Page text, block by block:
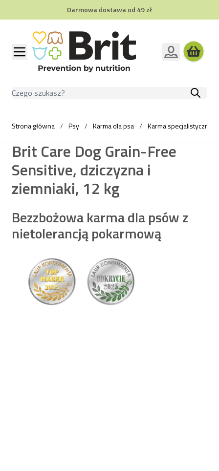
Darmowa dostawa od 49 zł
Przejdź do treści
Szukaj
Strona główna / Psy / Karma dla psa / Karma specjalistyczna
Brit Care Dog Grain-Free
Sensitive, dziczyzna i
ziemniaki, 12 kg
Bezzbożowa karma dla psów z
nietolerancją pokarmową